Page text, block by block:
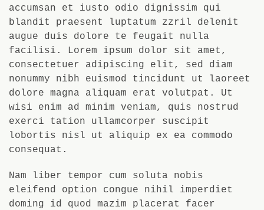
accumsan et iusto odio dignissim qui
blandit praesent luptatum zzril delenit
augue duis dolore te feugait nulla
facilisi. Lorem ipsum dolor sit amet,
consectetuer adipiscing elit, sed diam
nonummy nibh euismod tincidunt ut laoreet
dolore magna aliquam erat volutpat. Ut
wisi enim ad minim veniam, quis nostrud
exerci tation ullamcorper suscipit
lobortis nisl ut aliquip ex ea commodo
consequat.
Nam liber tempor cum soluta nobis
eleifend option congue nihil imperdiet
doming id quod mazim placerat facer